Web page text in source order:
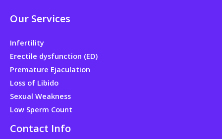
Our Services
Infertility
Erectile dysfunction (ED)
Premature Ejaculation
Loss of Libido
Sexual Weakness
Low Sperm Count
Contact Info